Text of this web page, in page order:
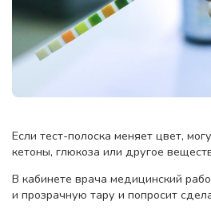
Если тест-полоска меняет цвет,
кетоны, глюкоза или другое
В кабинете врача медицинский
и прозрачную тару и попросит